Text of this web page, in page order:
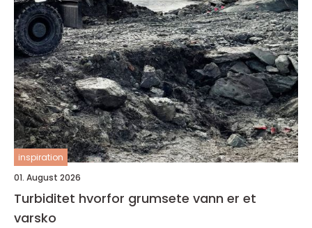
inspiration
01. August 2026
Turbiditet hvorfor grumsete vann er et
varsko